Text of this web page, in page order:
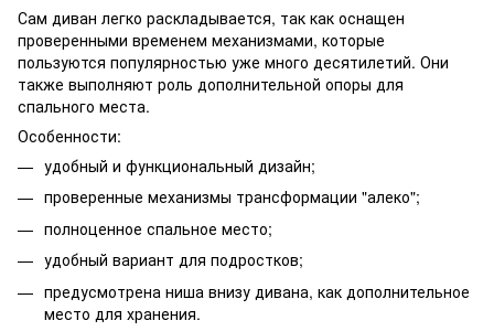
Сам диван легко раскладывается, так как оснащен
проверенными временем механизмами, которые
пользуются популярностью уже много десятилетий. Они
также выполняют роль дополнительной опоры для
спального места.
Особенности:
удобный и функциональный дизайн;
проверенные механизмы трансформации "алеко";
полноценное спальное место;
удобный вариант для подростков;
предусмотрена ниша внизу дивана, как дополнительное
место для хранения.